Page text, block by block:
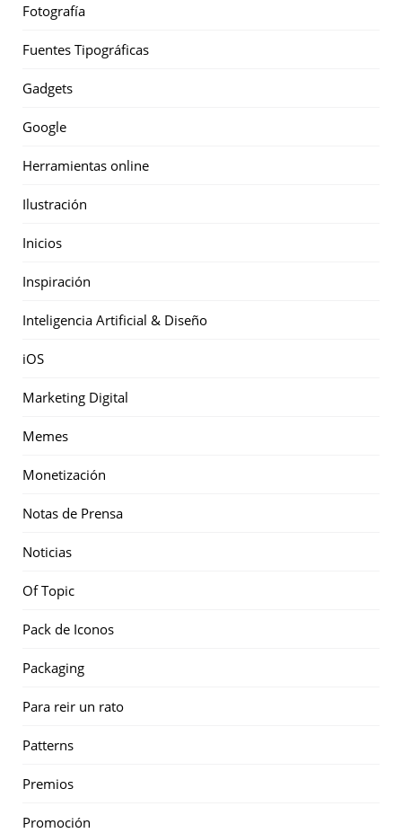
Fotografía
Fuentes Tipográficas
Gadgets
Google
Herramientas online
Ilustración
Inicios
Inspiración
Inteligencia Artificial & Diseño
iOS
Marketing Digital
Memes
Monetización
Notas de Prensa
Noticias
Of Topic
Pack de Iconos
Packaging
Para reir un rato
Patterns
Premios
Promoción